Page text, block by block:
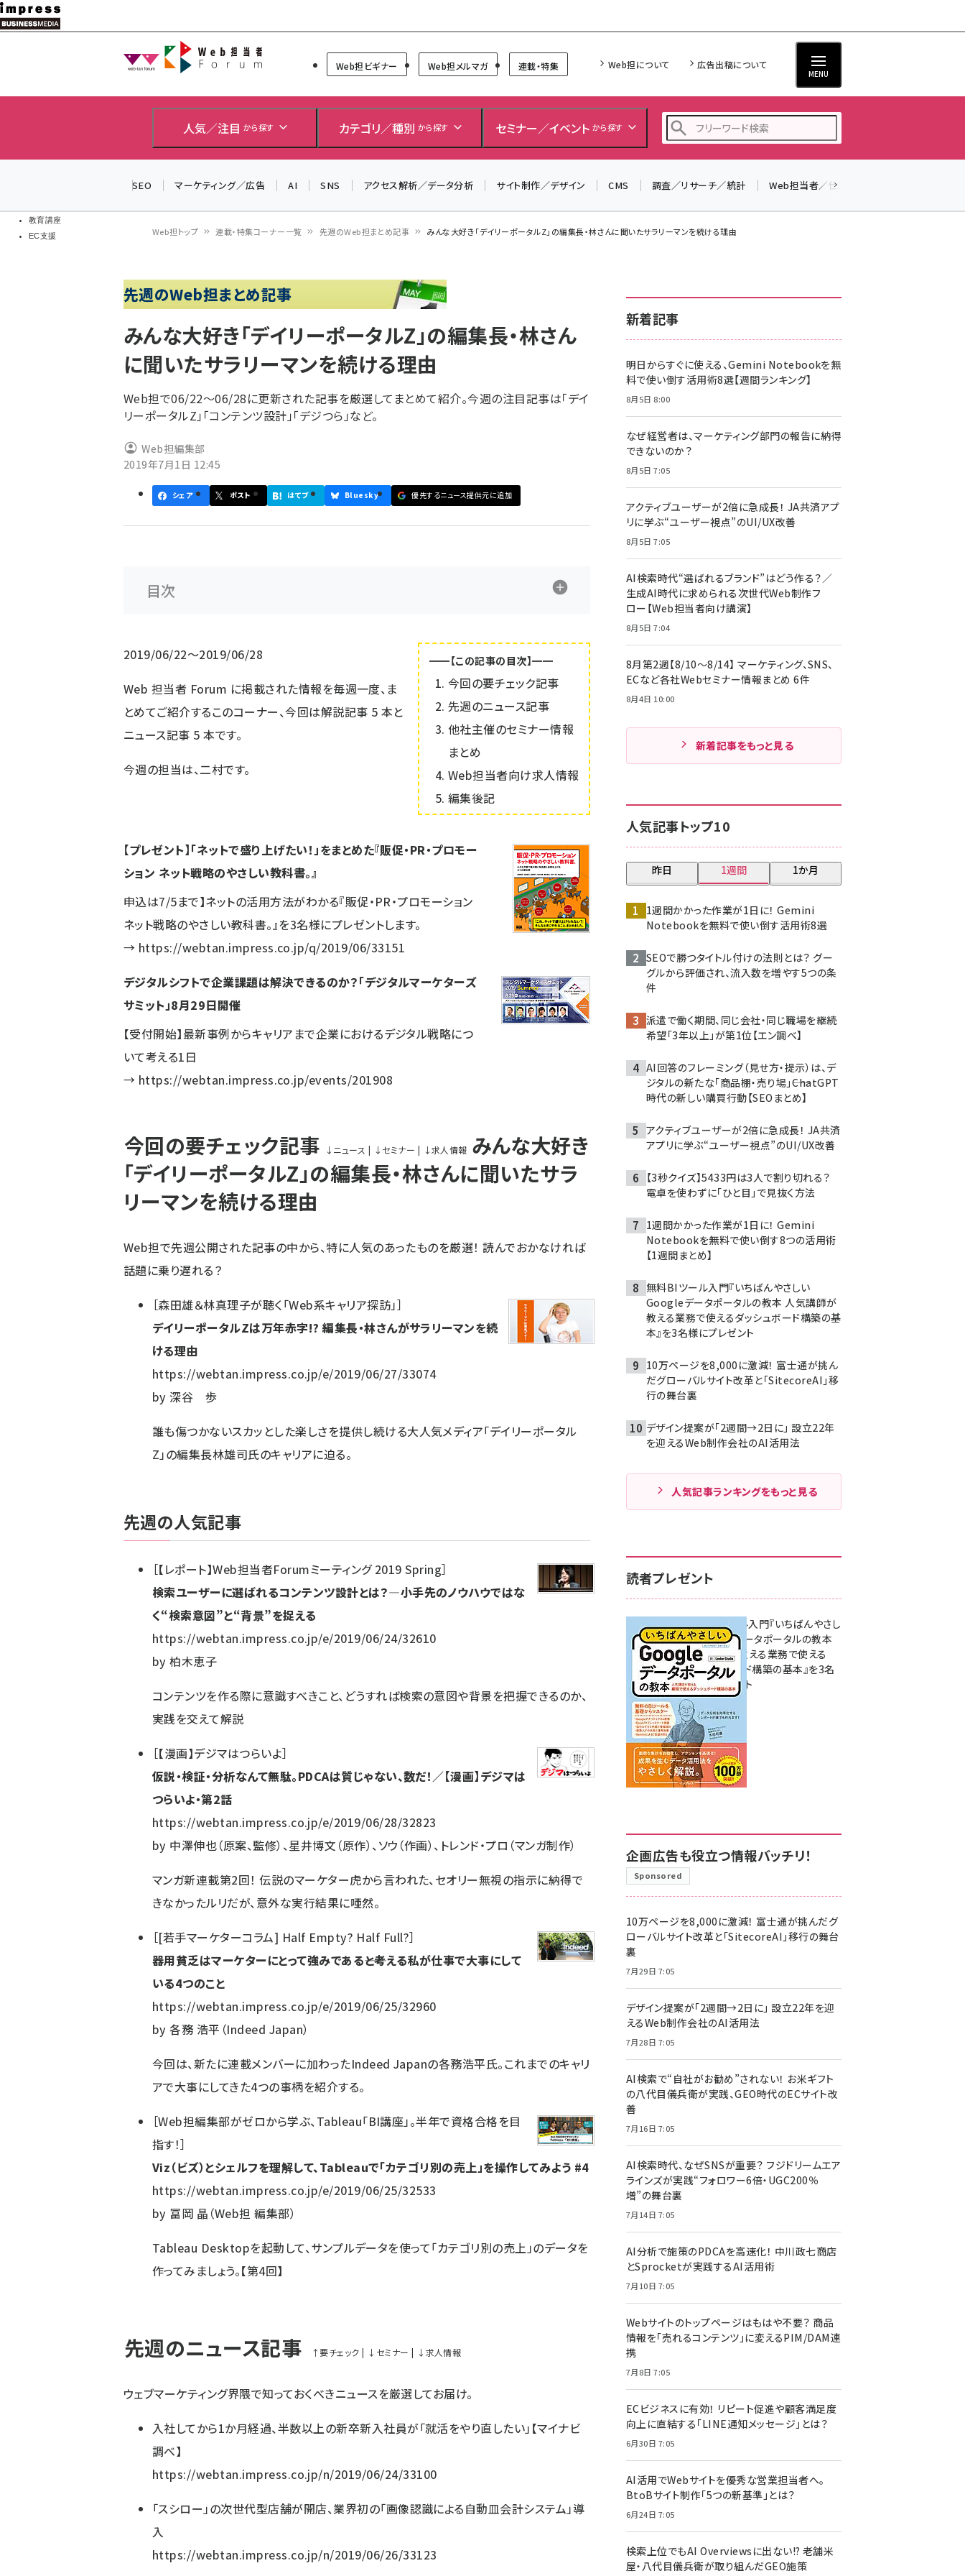
メ
イ
教育講座
EC支援
Web担当者Forum
Web担ビギナー Web担メルマガ 連載・特集 Web担について 広告出稿について
MENU
人気／注目 から探す カテゴリ／種別 から探す セミナー／イベント から探す
ai (2799)
z世代 (1617)
meo (1274)
SEO マーケティング／広告 AI SNS アクセス解析／データ分析 サイト制作／デザイン CMS 調査／リサーチ／統計 Web担当者／仕事
ン
く
ず
Web担トップ 連載・特集コーナー一覧 先週のWeb担まとめ記事 みんな大好き「デイリーポータルZ」の編集長・林さんに聞いたサラリーマンを続ける理由
先週のWeb担まとめ記事
みんな大好き「デイリーポータルZ」の編集長・林さん
に聞いたサラリーマンを続ける理由
Web担で06/22～06/28に更新された記事を厳選してまとめて紹介。今週の注目記事は「デイ
リーポータルZ」「コンテンツ設計」「デジつら」など。
Web担編集部
2019年7月1日 12:45
シェア ポスト はてブ Bluesky 優先するニュース提供元に追加
目次
━━【この記事の目次】━━
今回の要チェック記事
先週のニュース記事
他社主催のセミナー情報
まとめ
Web担当者向け求人情報
編集後記
2019/06/22～2019/06/28
Web 担当者 Forum に掲載された情報を毎週一度、ま
とめてご紹介するこのコーナー、今回は解説記事 5 本と
ニュース記事 5 本です。
今週の担当は、二村です。
【プレゼント】「ネットで盛り上げたい！」をまとめた『販促・PR・プロモー
ション ネット戦略のやさしい教科書。』
申込は7/5まで】ネットの活用方法がわかる『販促・PR・プロモーション
ネット戦略のやさしい教科書。』を3名様にプレゼントします。
→ https://webtan.impress.co.jp/q/2019/06/33151
デジタルシフトで企業課題は解決できるのか？「デジタルマーケターズ
サミット」8月29日開催
【受付開始】最新事例からキャリアまで企業におけるデジタル戦略につ
いて考える1日
→ https://webtan.impress.co.jp/events/201908
今回の要チェック記事 ↓ ニュース | ↓ セミナー | ↓求人情報 みんな大好き
「デイリーポータルZ」の編集長・林さんに聞いたサラ
リーマンを続ける理由
Web担で先週公開された記事の中から、特に人気のあったものを厳選！ 読んでおかなければ
話題に乗り遅れる？
［森田雄＆林真理子が聴く「Web系キャリア探訪」］
デイリーポータルZは万年赤字!? 編集長・林さんがサラリーマンを続
ける理由
https://webtan.impress.co.jp/e/2019/06/27/33074
by深谷 歩
誰も傷つかないスカッとした楽しさを提供し続ける大人気メディア「デイリーポータル
Z」の編集長林雄司氏のキャリアに迫る。
先週の人気記事
［【レポート】Web担当者Forumミーティング 2019 Spring］
検索ユーザーに選ばれるコンテンツ設計とは？―小手先のノウハウではな
く“検索意図”と“背景”を捉える
https://webtan.impress.co.jp/e/2019/06/24/32610
by柏木恵子
コンテンツを作る際に意識すべきこと、どうすれば検索の意図や背景を把握できるのか、
実践を交えて解説
［【漫画】デジマはつらいよ］
仮説・検証・分析なんて無駄。PDCAは質じゃない、数だ！／【漫画】デジマは
つらいよ・第2話
https://webtan.impress.co.jp/e/2019/06/28/32823
by 中澤伸也（原案、監修）、星井博文（原作）、ソウ（作画）、トレンド・プロ（マンガ制作）
マンガ新連載第2回！ 伝説のマーケター虎から言われた、セオリー無視の指示に納得で
きなかったルリだが、意外な実行結果に唖然。
［[若手マーケターコラム] Half Empty? Half Full?］
器用貧乏はマーケターにとって強みである――と考える私が仕事で大事にして
いる4つのこと
https://webtan.impress.co.jp/e/2019/06/25/32960
by各務 浩平（Indeed Japan）
今回は、新たに連載メンバーに加わったIndeed Japanの各務浩平氏。これまでのキャリ
アで大事にしてきた4つの事柄を紹介する。
［Web担編集部がゼロから学ぶ、Tableau「BI講座」。半年で資格合格を目
指す！］
Viz（ビズ）とシェルフを理解して、Tableauで「カテゴリ別の売上」を操作してみよう #4
https://webtan.impress.co.jp/e/2019/06/25/32533
by 冨岡 晶（Web担 編集部）
Tableau Desktopを起動して、サンプルデータを使って「カテゴリ別の売上」のデータを
作ってみましょう。【第4回】
先週のニュース記事 ↑要チェック | ↓ セミナー | ↓ 求人情報
ウェブマーケティング界隈で知っておくべきニュースを厳選してお届け。
入社してから1か月経過、半数以上の新卒新入社員が「就活をやり直したい」【マイナビ
調べ】
https://webtan.impress.co.jp/n/2019/06/24/33100
「スシロー」の次世代型店舗が開店、業界初の「画像認識による自動皿会計システム」導
入
https://webtan.impress.co.jp/n/2019/06/26/33123
新着記事
明日からすぐに使える、Gemini Notebookを無
料で使い倒す活用術8選【週間ランキング】
8月5日 8:00
なぜ経営者は、マーケティング部門の報告に納得
できないのか？
8月5日 7:05
アクティブユーザーが2倍に急成長！ JA共済アプ
リに学ぶ“ユーザー視点”のUI/UX改善
8月5日 7:05
AI検索時代“選ばれるブランド”はどう作る？／
生成AI時代に求められる次世代Web制作フ
ロー【Web担当者向け講演】
8月5日 7:04
8月第2週【8/10～8/14】 マーケティング、SNS、
ECなど各社Webセミナー情報まとめ 6件
8月4日 10:00
新着記事をもっと見る
人気記事トップ10
昨日 1週間 1か月
1週間かかった作業が1日に！ Gemini
Notebookを無料で使い倒す活用術8選
SEOで勝つタイトル付けの法則とは？ グー
グルから評価され、流入数を増やす5つの条
件
派遣で働く期間、同じ会社・同じ職場を継続
希望「3年以上」が第1位【エン調べ】
AI回答のフレーミング（見せ方・提示）は、デ
ジタルの新たな「商品棚・売り場」――ChatGPT
時代の新しい購買行動【SEOまとめ】
アクティブユーザーが2倍に急成長！ JA共済
アプリに学ぶ“ユーザー視点”のUI/UX改善
【3秒クイズ】5433円は3人で割り切れる？
電卓を使わずに「ひと目」で見抜く方法
1週間かかった作業が1日に！ Gemini
Notebookを無料で使い倒す8つの活用術
【1週間まとめ】
無料BIツール入門『いちばんやさしい
Googleデータポータルの教本 人気講師が
教える業務で使えるダッシュボード構築の基
本』を3名様にプレゼント
10万ページを8,000に激減！ 富士通が挑ん
だグローバルサイト改革と「SitecoreAI」移
行の舞台裏
デザイン提案が「2週間→2日に」 設立22年
を迎えるWeb制作会社のAI活用法
人気記事ランキングをもっと見る
読者プレゼント
無料BIツール入門『いちばんやさし
いGoogleデータポータルの教本
人気講師が教える業務で使える
ダッシュボード構築の基本』を3名
様にプレゼント
7月31日 10:00
企画広告も役立つ情報バッチリ！
Sponsored
10万ページを8,000に激減！ 富士通が挑んだグ
ローバルサイト改革と「SitecoreAI」移行の舞台
裏
7月29日 7:05
デザイン提案が「2週間→2日に」 設立22年を迎
えるWeb制作会社のAI活用法
7月28日 7:05
AI検索で“自社がお勧め”されない！ お米ギフト
の八代目儀兵衛が実践、GEO時代のECサイト改
善
7月16日 7:05
AI検索時代、なぜSNSが重要？ フジドリームエア
ラインズが実践“フォロワー6倍・UGC200％
増”の舞台裏
7月14日 7:05
AI分析で施策のPDCAを高速化！ 中川政七商店
とSprocketが実践するAI活用術
7月10日 7:05
Webサイトのトップページはもはや不要？ 商品
情報を「売れるコンテンツ」に変えるPIM/DAM連
携
7月8日 7:05
ECビジネスに有効！ リピート促進や顧客満足度
向上に直結する「LINE通知メッセージ」とは？
6月30日 7:05
AI活用でWebサイトを優秀な営業担当者へ。
BtoBサイト制作「5つの新基準」とは？
6月24日 7:05
検索上位でもAI Overviewsに出ない!? 老舗米
屋・八代目儀兵衛が取り組んだGEO施策
＼ 読者アンケートにご協力ください ／
▼アンケートページはこちらから▼